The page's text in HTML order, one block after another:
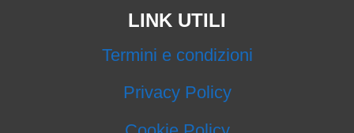
LINK UTILI
Termini e condizioni
Privacy Policy